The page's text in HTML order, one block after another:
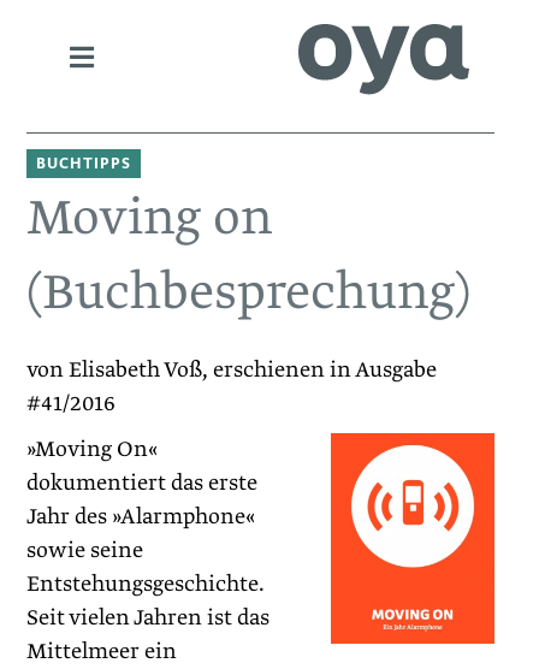
BUCHTIPPS
Moving on
(Buchbesprechung)
von Elisabeth Voß, erschienen in Ausgabe
#41/2016
»Moving On«
dokumentiert das erste
Jahr des »Alarmphone«
sowie seine
Entstehungsgeschichte.
Seit vielen Jahren ist das
Mittelmeer ein